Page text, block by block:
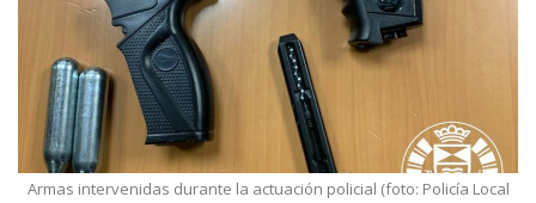
Armas intervenidas durante la actuación policial (foto: Policía Local